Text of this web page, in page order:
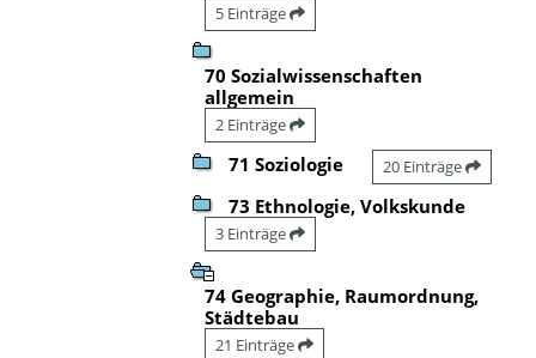
5 Einträge
70 Sozialwissenschaften
allgemein
2 Einträge
71 Soziologie 20 Einträge
73 Ethnologie, Volkskunde
3 Einträge
74 Geographie, Raumordnung,
Städtebau
21 Einträge